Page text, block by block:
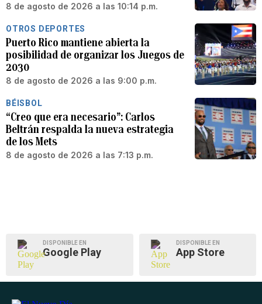
8 de agosto de 2026 a las 10:14 p.m.
OTROS DEPORTES
Puerto Rico mantiene abierta la
posibilidad de organizar los Juegos de
2030
8 de agosto de 2026 a las 9:00 p.m.
BÉISBOL
“Creo que era necesario”: Carlos
Beltrán respalda la nueva estrategia
de los Mets
8 de agosto de 2026 a las 7:13 p.m.
DISPONIBLE EN
Google Play
DISPONIBLE EN
App Store